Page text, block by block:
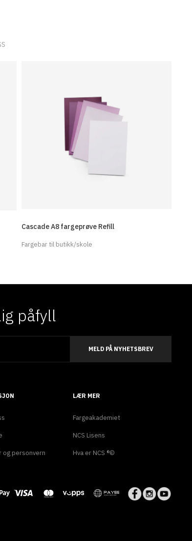
Cascade A8 fargeprøve Refill
Fargebar til butikk/skole
påfyll
MELD PÅ NYHETSBREV
og personvern
LÆR MER
Fargeakademiet
NCS Lisens
Hva er NCS ®©